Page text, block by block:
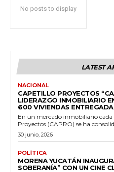
No posts to display
LATEST
NACIONAL
CAPETILLO PROYECTOS
LIDERAZGO INMOBILIARIO
600 VIVIENDAS
En un mercado inmobiliario
Proyectos (CAPRO) se ha
30 junio, 2026
POLÍTICA
MORENA YUCATÁN
SOBERANÍA” CON UN CINE